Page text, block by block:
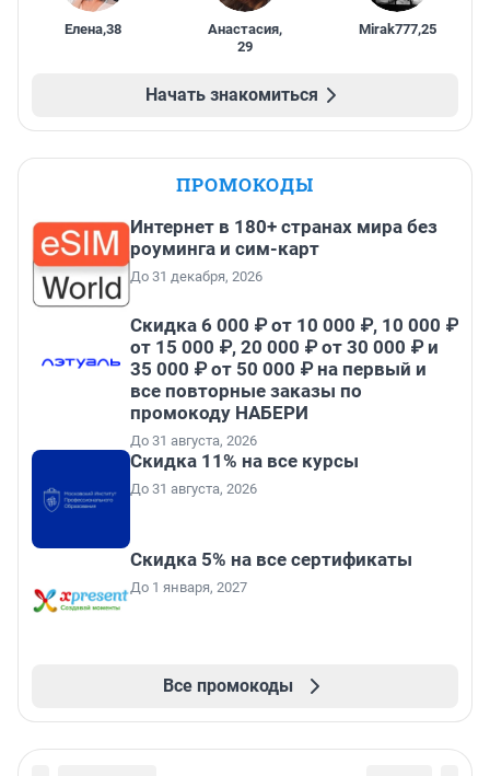
Елена,38 Анастасия,
29
Mirak777,25
Начать знакомиться
ПРОМОКОДЫ
Интернет в 180+ странах мира без
роуминга и сим-карт
До 31 декабря, 2026
Скидка 6 000 ₽ от 10 000 ₽, 10 000 ₽
от 15 000 ₽, 20 000 ₽ от 30 000 ₽ и
35 000 ₽ от 50 000 ₽ на первый и
все повторные заказы по
промокоду НАБЕРИ
До 31 августа, 2026
Скидка 11% на все курсы
До 31 августа, 2026
Скидка 5% на все сертификаты
До 1 января, 2027
Все промокоды